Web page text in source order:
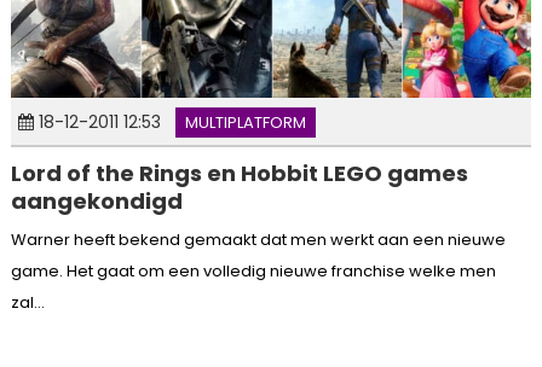
18-12-2011 12:53 MULTIPLATFORM
Lord of the Rings en Hobbit LEGO games
aangekondigd
Warner heeft bekend gemaakt dat men werkt aan een nieuwe
game. Het gaat om een volledig nieuwe franchise welke men
zal...